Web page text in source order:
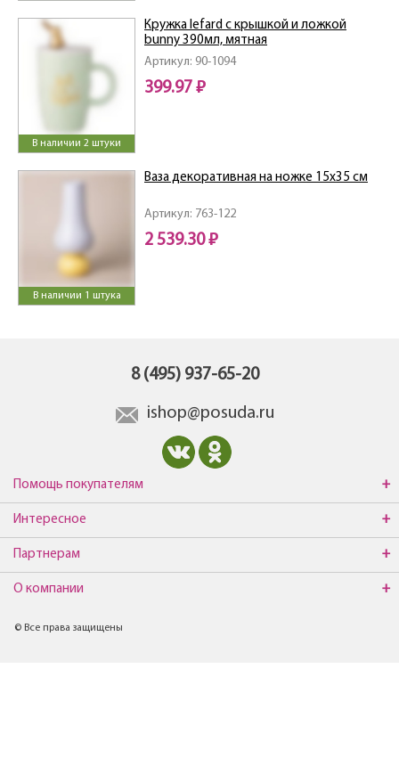
В наличии 2 штуки
Артикул: 90-1094
Кружка lefard с крышкой и ложкой
bunny 390мл, мятная
399.97 ₽
В наличии 1 штука
Артикул: 763-122
Ваза декоративная на ножке 15х35 см
2 539.30 ₽
8 (495) 937-65-20
ishop@posuda.ru
Помощь покупателям
Интересное
Партнерам
О компании
© Все права защищены